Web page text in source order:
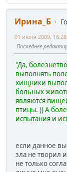
Ирина_Б
01 июня 2009,
Последнее
"Да,
выполнять
хищники
больных
являются
птицы. )) А
испытания и
если данное
зла не творил
не только